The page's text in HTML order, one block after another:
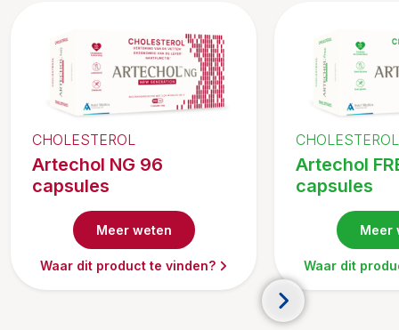
CHOLESTEROL
Artechol NG 96
capsules
Meer weten
Waar dit product te vinden?
CHOLESTEROL
Artechol
capsules
Meer
Waar dit